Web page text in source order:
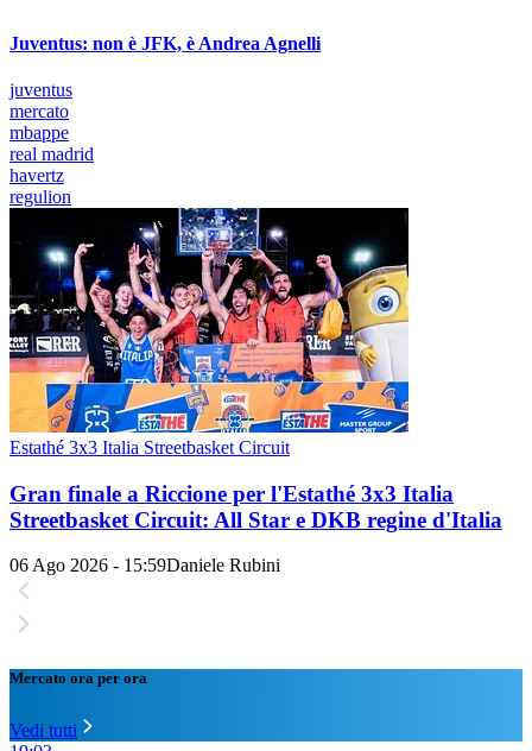
Juventus: non è JFK, è Andrea Agnelli
juventus
mercato
mbappe
real madrid
havertz
regulion
Estathé 3x3 Italia Streetbasket Circuit
Gran finale a Riccione per l'Estathé 3x3 Italia
Streetbasket Circuit: All Star e DKB regine d'Italia
06 Ago 2026 - 15:59Daniele Rubini
Mercato ora per ora
Vedi tutti